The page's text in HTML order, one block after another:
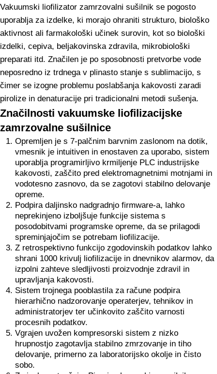
Vakuumski liofilizator zamrzovalni sušilnik se pogosto
uporablja za izdelke, ki morajo ohraniti strukturo, biološko
aktivnost ali farmakološki učinek surovin, kot so biološki
izdelki, cepiva, beljakovinska zdravila, mikrobiološki
preparati itd. Značilen je po sposobnosti pretvorbe vode
neposredno iz trdnega v plinasto stanje s sublimacijo, s
čimer se izogne problemu poslabšanja kakovosti zaradi
pirolize in denaturacije pri tradicionalni metodi sušenja.
Značilnosti vakuumske liofilizacijske
zamrzovalne sušilnice
Opremljen je s 7-palčnim barvnim zaslonom na dotik,
vmesnik je intuitiven in enostaven za uporabo, sistem
uporablja programirljivo krmiljenje PLC industrijske
kakovosti, zaščito pred elektromagnetnimi motnjami in
vodotesno zasnovo, da se zagotovi stabilno delovanje
opreme.
Podpira daljinsko nadgradnjo firmware-a, lahko
neprekinjeno izboljšuje funkcije sistema s
posodobitvami programske opreme, da se prilagodi
spreminjajočim se potrebam liofilizacije.
Z retrospektivno funkcijo zgodovinskih podatkov lahko
shrani 1000 krivulj liofilizacije in dnevnikov alarmov, da
izpolni zahteve sledljivosti proizvodnje zdravil in
upravljanja kakovosti.
Sistem trojnega pooblastila za račune podpira
hierarhično nadzorovanje operaterjev, tehnikov in
administratorjev ter učinkovito zaščito varnosti
procesnih podatkov.
Vgrajen uvožen kompresorski sistem z nizko
hrupnostjo zagotavlja stabilno zmrzovanje in tiho
delovanje, primerno za laboratorijsko okolje in čisto
sobo.